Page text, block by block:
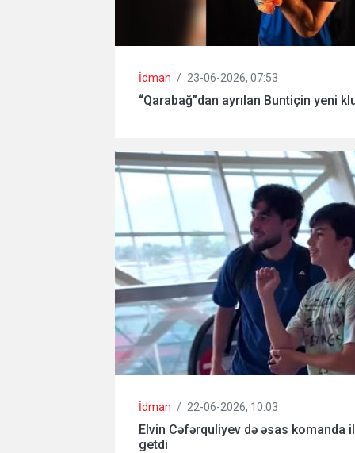
İdman / 23-06-2026, 07:53
“Qarabağ”dan ayrılan Buntiçin yeni
İdman / 22-06-2026, 10:03
Elvin Cəfərquliyev də əsas komanda
getdi